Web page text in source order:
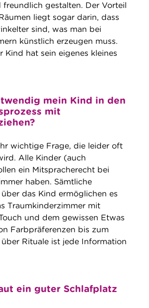
gestalten. Der Vorteil
liegt sogar darin, dass
sind, was man bei
künstlich erzeugen muss.
Kind hat sein eigenes kleines
mein Kind in den
mit
wichtige Frage, die leider oft
Alle Kinder (auch
ein Mitspracherecht bei
haben. Sämtliche
das Kind ermöglichen es
Traumkinderzimmer mit
und dem gewissen Etwas
Farbpräferenzen bis zum
Rituale ist jede Information
ein guter Schlafplatz